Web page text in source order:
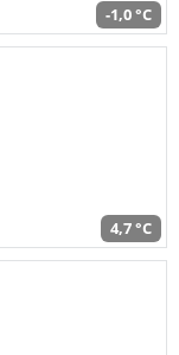
-1,0 °C
4,7 °C